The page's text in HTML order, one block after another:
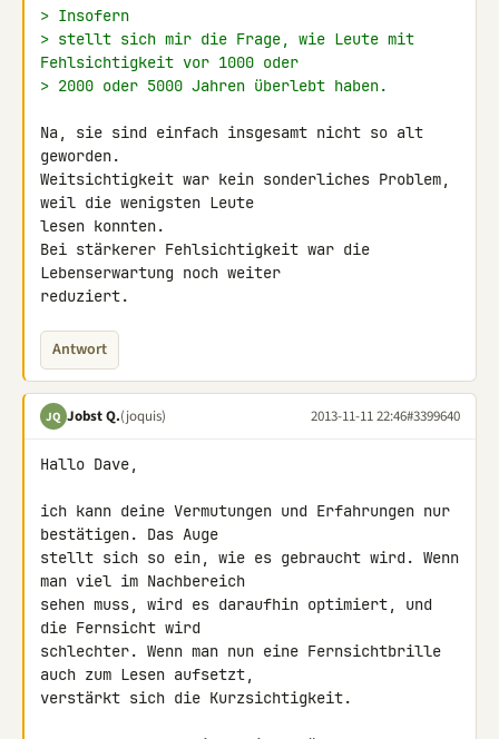
> Insofern
> stellt sich mir die Frage, wie Leute mit
Fehlsichtigkeit vor 1000 oder
> 2000 oder 5000 Jahren überlebt haben.
Na, sie sind einfach insgesamt nicht so alt
geworden.
Weitsichtigkeit war kein sonderliches Problem,
weil die wenigsten Leute
lesen konnten.
Bei stärkerer Fehlsichtigkeit war die
Lebenserwartung noch weiter
reduziert.
Antwort
JQ Jobst Q.(joquis) 2013-11-11 22:46#3399640
Hallo Dave,
ich kann deine Vermutungen und Erfahrungen nur
bestätigen. Das Auge
stellt sich so ein, wie es gebraucht wird. Wenn
man viel im Nachbereich
sehen muss, wird es daraufhin optimiert, und
die Fernsicht wird
schlechter. Wenn man nun eine Fernsichtbrille
auch zum Lesen aufsetzt,
verstärkt sich die Kurzsichtigkeit.